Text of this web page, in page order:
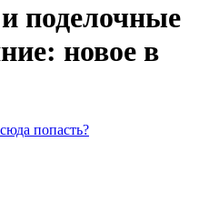
поделочные
новое в
попасть?